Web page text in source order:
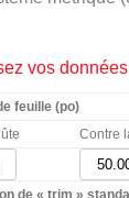
vos
feuille (po)
Contre
de « trim »